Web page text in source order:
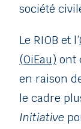
société
Le RIOB et l’
(OiEau) ont
en raison
le cadre
Initiative